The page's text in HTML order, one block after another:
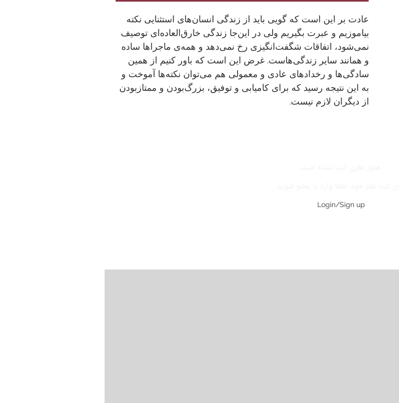
عادت بر این است که گویی باید از زندگی انسان‌های استثنایی نکته
بیاموزیم و عبرت بگیریم ولی در این‌جا زندگی خارق‌العاده‌ای توصیف
نمی‌شود، اتفاقات شگفت‌انگیزی رخ نمی‌دهد و همه‌ی ماجراها ساده
و همانند سایر زندگی‌هاست. غرض این است که باور کنیم از همین
سادگی‌ها و رخدادهای عادی و معمولی هم می‌توان نکته‌ها آموخت و
به این نتیجه رسید که برای کامیابی و توفیق، بزرگ‌بودن و ممتازبودن
از دیگران لازم نیست.
Login/Sign up